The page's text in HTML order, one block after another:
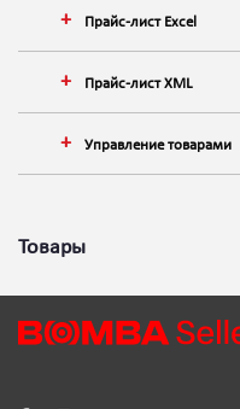
Прайс-лист Excel
Прайс-лист XML
Управление товарами
Товары